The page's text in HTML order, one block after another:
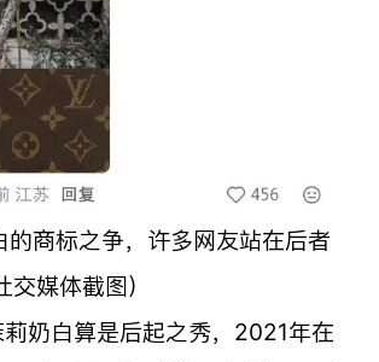
的商标之争，许多网友站在后者
媒体截图）
奶白算是后起之秀，2021年在